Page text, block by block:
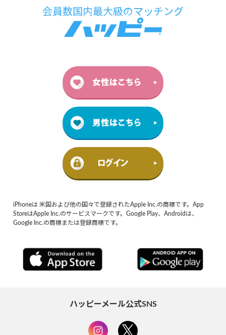
iPhoneは 米国および他の国々で登録されたApple Inc.の商標です。App
StoreはApple Inc.のサービスマークです。Google Play、Androidは、
Google Inc.の商標または登録商標です。
ハッピーメール公式SNS